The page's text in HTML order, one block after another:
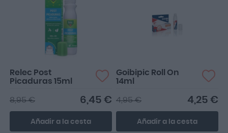
Relec Post
Picaduras 15ml
6,45 €
8,95 €
Añadir a la cesta
Goibipic Roll On
14ml
4,25 €
4,95 €
Añadir a la cesta